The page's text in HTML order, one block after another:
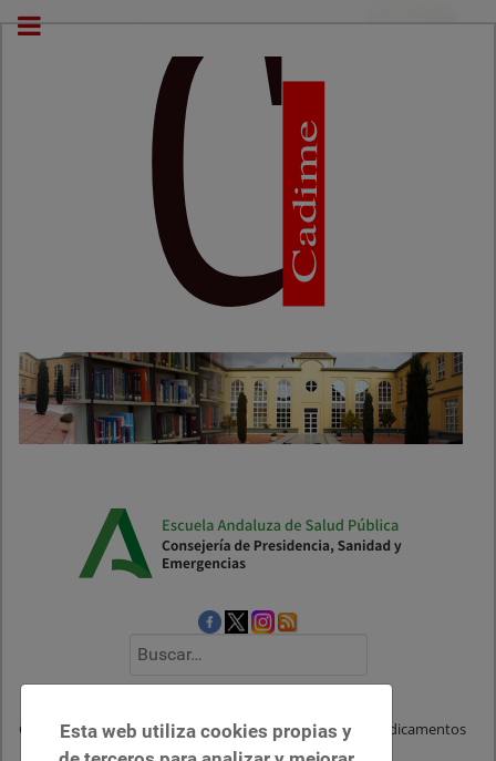
Centro Andaluz de Documentación e Información de Medicamentos
Esta web utiliza cookies propias y